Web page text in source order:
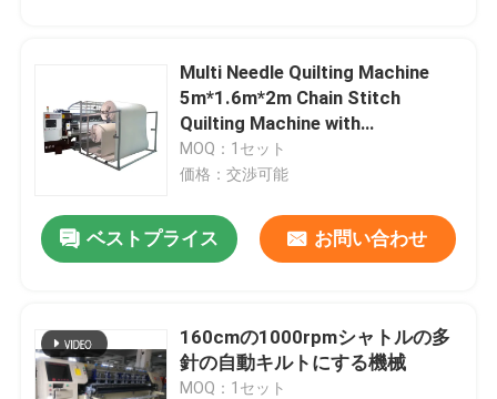
Multi Needle Quilting Machine
5m*1.6m*2m Chain Stitch
Quilting Machine with
Measurement and Rolling Speed
600-1500 RPM
MOQ：1セット
価格：交渉可能
ベストプライス お問い合わせ
160cmの1000rpmシャトルの多
針の自動キルトにする機械
MOQ：1セット